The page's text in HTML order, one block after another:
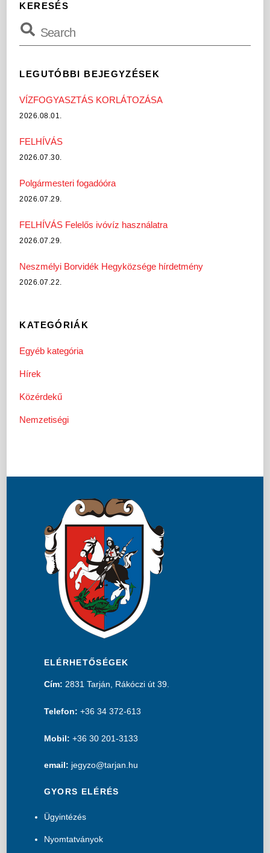
KERESÉS
LEGUTÓBBI BEJEGYZÉSEK
VÍZFOGYASZTÁS KORLÁTOZÁSA
2026.08.01.
FELHÍVÁS
2026.07.30.
Polgármesteri fogadóóra
2026.07.29.
FELHÍVÁS Felelős ivóvíz használatra
2026.07.29.
Neszmélyi Borvidék Hegyközsége hírdetmény
2026.07.22.
KATEGÓRIÁK
Egyéb kategória
Hírek
Közérdekű
Nemzetiségi
ELÉRHETŐSÉGEK
Cím: 2831 Tarján, Rákóczi út 39.
Telefon: +36 34 372-613
Mobil: +36 30 201-3133
email: jegyzo@tarjan.hu
GYORS ELÉRÉS
Ügyintézés
Nyomtatványok